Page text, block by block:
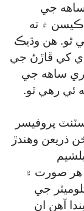
ساهه جي
۾ ته
ٿو. هن وڌيڪ
کي ڦاڙڻ جي
ساهه جي
ئي رهي ٿو.
پروفيسر
ذريعن وهندڙ
هر صورت ۾
جي
آهن ان